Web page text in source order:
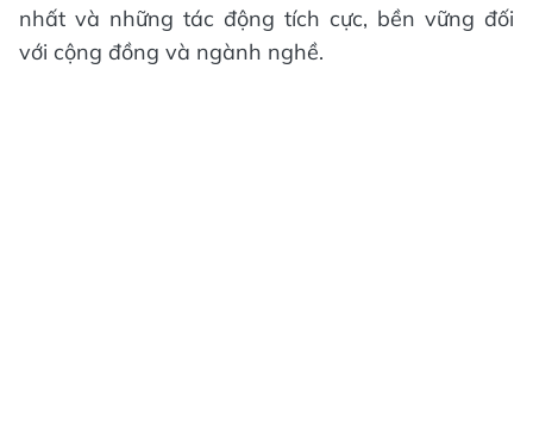
nhất và những tác động tích cực, bền vững đối
với cộng đồng và ngành nghề.